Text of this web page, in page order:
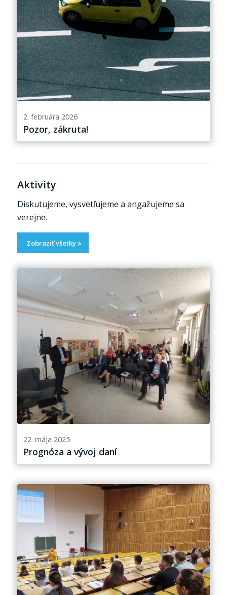
2. februára 2026
Pozor, zákruta!
Aktivity
Diskutujeme, vysvetľujeme a angažujeme sa
verejne.
Zobraziť všetky
22. mája 2025
Prognóza a vývoj daní